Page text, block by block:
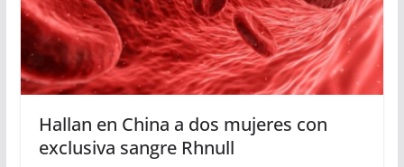
Hallan en China a dos mujeres con
exclusiva sangre Rhnull